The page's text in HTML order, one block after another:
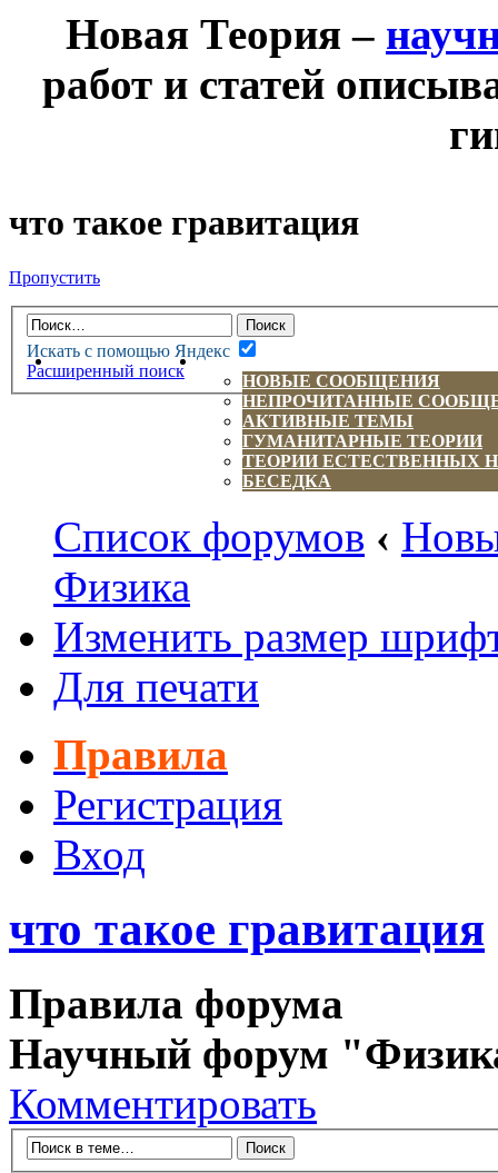
Новая Теория –
работ и статей
что такое гравитация
Пропустить
Искать с помощью Яндекс
Расширенный поиск
НОВАЯ ТЕОРИЯФОРУМ
НОВЫЕ СООБЩЕНИЯ
НЕПРОЧИТАННЫЕ
АКТИВНЫЕ ТЕМЫ
ГУМАНИТАРНЫЕ ТЕОРИИ
ТЕОРИИ ЕСТЕСТВЕННЫХ
БЕСЕДКА
Список форумов ‹
Физика
Изменить размер
Для печати
Правила
Регистрация
Вход
что такое гравитация
Правила форума
Научный форум
Комментировать